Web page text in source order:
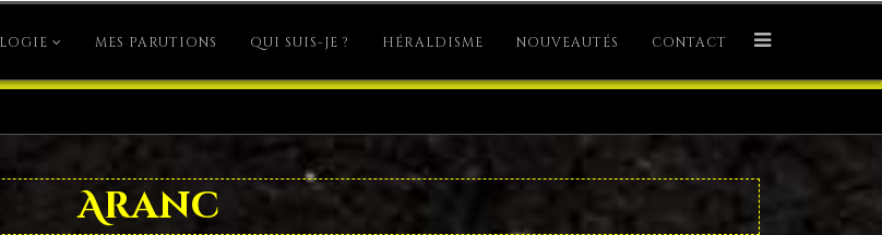
MES PARUTIONS QUI SUIS-JE ? HÉRALDISME NOUVEAUTÉS CONTACT
Aranc